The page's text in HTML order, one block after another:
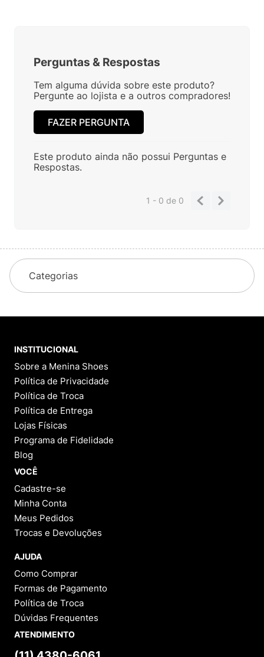
Perguntas & Respostas
Tem alguma dúvida sobre este produto?
Pergunte ao lojista e a outros compradores!
FAZER PERGUNTA
Este produto ainda não possui Perguntas e
Respostas.
1 - 0de 0
Categorias
INSTITUCIONAL
Sobre a Menina Shoes
Política de Privacidade
Política de Troca
Política de Entrega
Lojas Físicas
Programa de Fidelidade
Blog
VOCÊ
Cadastre-se
Minha Conta
Meus Pedidos
Trocas e Devoluções
AJUDA
Como Comprar
Formas de Pagamento
Política de Troca
Dúvidas Frequentes
ATENDIMENTO